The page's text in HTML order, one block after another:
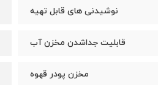
نوشیدنی های قابل تهیه
قابلیت جداشدن مخزن آب
مخزن پودر قهوه